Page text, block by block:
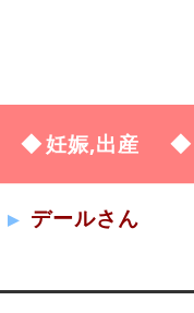
妊娠,出産
デールさん